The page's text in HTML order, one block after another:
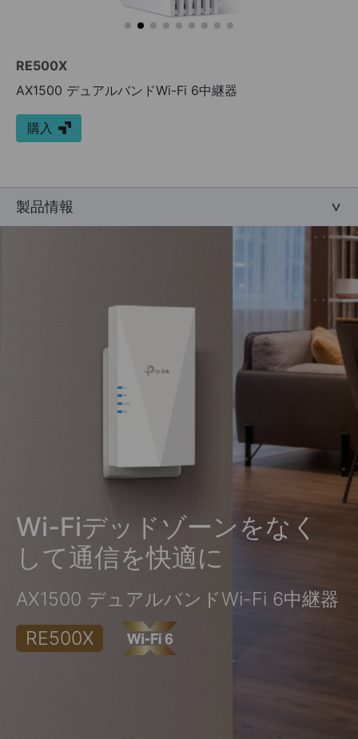
RE500X
AX1500 デュアルバンドWi-Fi 6中継器
購入
製品情報
Wi-Fiデッドゾーンをなく
して通信を快適に
AX1500 デュアルバンドWi-Fi 6中継器
RE500X